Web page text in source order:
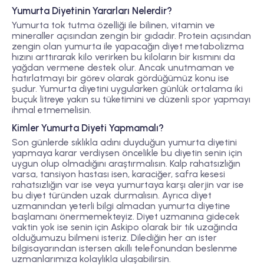
Yumurta Diyetinin Yararları Nelerdir?
Yumurta tok tutma özelliği ile bilinen, vitamin ve
mineraller açısından zengin bir gıdadır. Protein açısından
zengin olan yumurta ile yapacağın diyet metabolizma
hızını arttırarak kilo verirken bu kiloların bir kısmını da
yağdan vermene destek olur. Ancak unutmaman ve
hatırlatmayı bir görev olarak gördüğümüz konu ise
şudur. Yumurta diyetini uygularken günlük ortalama iki
buçuk litreye yakın su tüketimini ve düzenli spor yapmayı
ihmal etmemelisin.
Kimler Yumurta Diyeti Yapmamalı?
Son günlerde sıklıkla adını duyduğun yumurta diyetini
yapmaya karar verdiysen öncelikle bu diyetin senin için
uygun olup olmadığını araştırmalısın. Kalp rahatsızlığın
varsa, tansiyon hastası isen, karaciğer, safra kesesi
rahatsızlığın var ise veya yumurtaya karşı alerjin var ise
bu diyet türünden uzak durmalısın. Ayrıca diyet
uzmanından yeterli bilgi almadan yumurta diyetine
başlamanı önermemekteyiz. Diyet uzmanına gidecek
vaktin yok ise senin için Askipo olarak bir tık uzağında
olduğumuzu bilmeni isteriz. Dilediğin her an ister
bilgisayarından istersen akıllı telefonundan beslenme
uzmanlarımıza kolaylıkla ulaşabilirsin.